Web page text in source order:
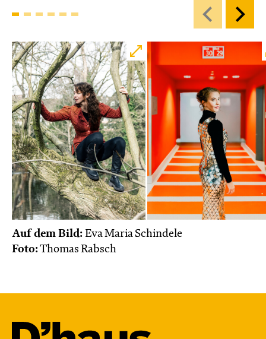
Karten
Di, 27.10. / 10:00 – 10:45
JUNGES SCHAUSPIEL
Bin gleich fertig!
nach dem Bilderbuch von Martin Baltscheit
und Anne-Kathrin Behl
Regie und
Choreografie: Barbara Fuchs
Central 2
Relaxed Performance
Auf dem Bild: Eva Maria Schindele
Foto:Thomas Rabsch